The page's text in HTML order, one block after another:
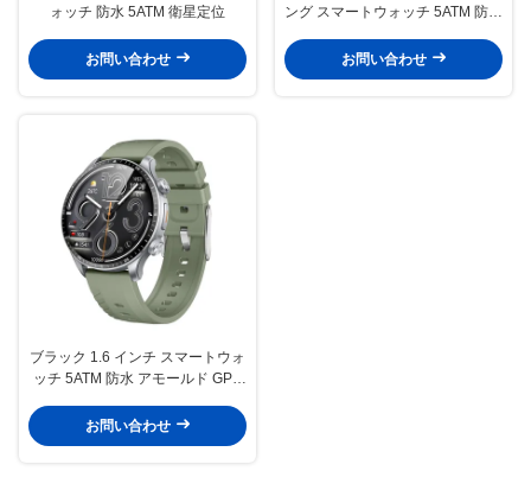
ォッチ 防水 5ATM 衛星定位
お問い合わせ
ング スマートウォッチ 5ATM 防水
お問い合わせ
ブラック 1.6 インチ スマートウォ
ッチ 5ATM 防水 アモールド GPS
お問い合わせ